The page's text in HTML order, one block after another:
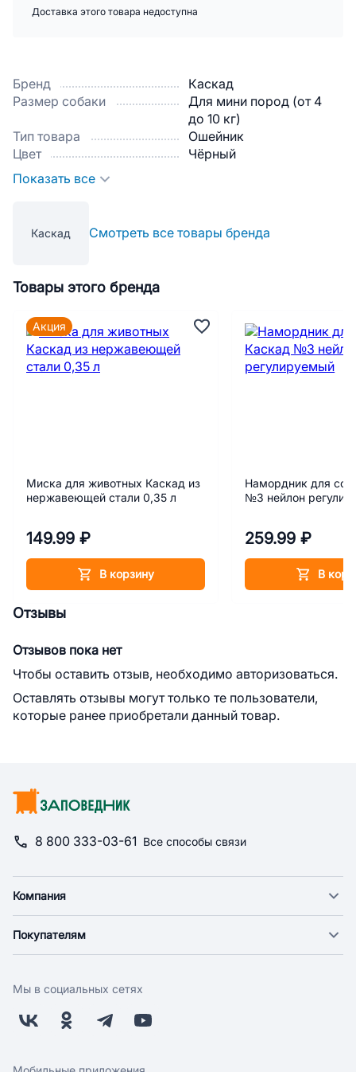
Бренд
Каскад
Размер собаки
Для мини пород (от 4
до 10 кг)
Тип товара
Ошейник
Цвет
Чёрный
Показать все
Каскад Смотреть все товары бренда
Доставка этого товара недоступна
Товары этого бренда
Миска для животных Каскад из
нержавеющей стали 0,35 л
149.99 ₽
В корзину
Акция
Намордник для
№3 нейлон
259.99 ₽
В
Отзывы
Отзывов пока нет
Чтобы оставить отзыв, необходимо авторизоваться.
Оставлять отзывы могут только те пользователи,
которые ранее приобретали данный товар.
8 800 333-03-61 Все способы связи
Компания
Новости
Поставщикам
Заводчикам
Обратная связь
Покупателям
Оплата
Бонусная программа
Скидки и акции
Мы в социальных сетях